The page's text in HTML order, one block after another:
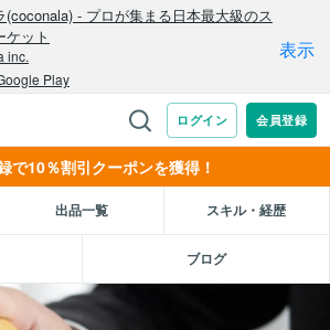
で10％割引クーポンを獲得！
出品一覧 スキル・経歴
ブログ